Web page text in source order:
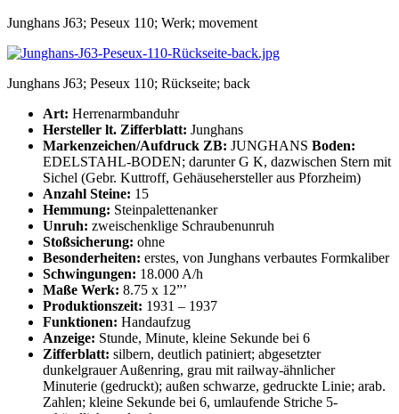
Junghans J63; Peseux 110; Werk; movement
Junghans J63; Peseux 110; Rückseite; back
Art: Herrenarmbanduhr
Hersteller lt. Zifferblatt: Junghans
Markenzeichen/Aufdruck ZB: JUNGHANS Boden:
EDELSTAHL-BODEN; darunter G K, dazwischen Stern mit
Sichel (Gebr. Kuttroff, Gehäusehersteller aus Pforzheim)
Anzahl Steine: 15
Hemmung: Steinpalettenanker
Unruh: zweischenklige Schraubenunruh
Stoßsicherung: ohne
Besonderheiten: erstes, von Junghans verbautes Formkaliber
Schwingungen: 18.000 A/h
Maße Werk: 8.75 x 12”’
Produktionszeit: 1931 – 1937
Funktionen: Handaufzug
Anzeige: Stunde, Minute, kleine Sekunde bei 6
Zifferblatt: silbern, deutlich patiniert; abgesetzter
dunkelgrauer Außenring, grau mit railway-ähnlicher
Minuterie (gedruckt); außen schwarze, gedruckte Linie; arab.
Zahlen; kleine Sekunde bei 6, umlaufende Striche 5-